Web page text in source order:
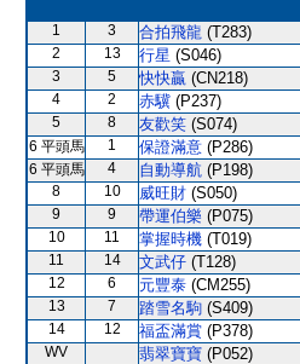
1 3 合拍飛龍 (T283)
2
13 行星 (S046)
3
5 快快贏 (CN218)
4
2 赤驥 (P237)
5
8 友歡笑 (S074)
6 平頭馬
1 保證滿意 (P286)
6 平頭馬
4 自動導航 (P198)
8
10 威旺財 (S050)
9
9 帶運伯樂 (P075)
10
11 掌握時機 (T019)
11
14 文武仔 (T128)
12
6 元豐泰 (CM255)
13
7 踏雪名駒 (S409)
14
12 福盃滿賞 (P378)
WV
翡翠寶寶 (P052)